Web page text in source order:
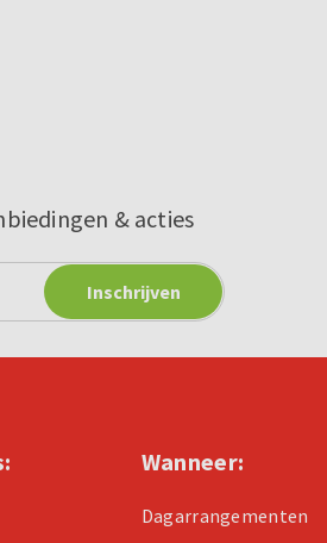
& acties
Wanneer:
Dagarrangementen